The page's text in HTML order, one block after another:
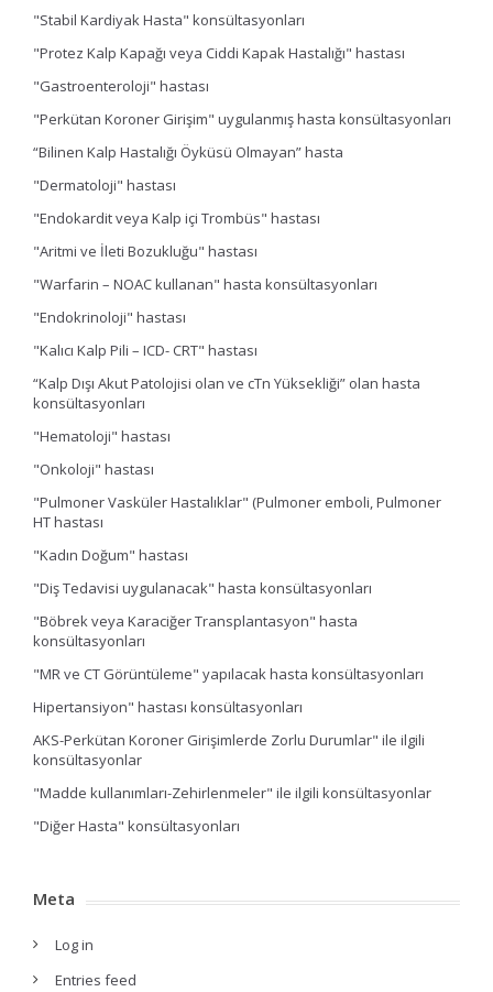
"Stabil Kardiyak Hasta" konsültasyonları
"Protez Kalp Kapağı veya Ciddi Kapak Hastalığı" hastası
"Gastroenteroloji" hastası
"Perkütan Koroner Girişim" uygulanmış hasta konsültasyonları
“Bilinen Kalp Hastalığı Öyküsü Olmayan” hasta
"Dermatoloji" hastası
"Endokardit veya Kalp içi Trombüs" hastası
"Aritmi ve İleti Bozukluğu" hastası
"Warfarin – NOAC kullanan" hasta konsültasyonları
"Endokrinoloji" hastası
"Kalıcı Kalp Pili – ICD- CRT" hastası
“Kalp Dışı Akut Patolojisi olan ve cTn Yüksekliği” olan hasta
konsültasyonları
"Hematoloji" hastası
"Onkoloji" hastası
"Pulmoner Vasküler Hastalıklar" (Pulmoner emboli, Pulmoner
HT hastası
"Kadın Doğum" hastası
"Diş Tedavisi uygulanacak" hasta konsültasyonları
"Böbrek veya Karaciğer Transplantasyon" hasta
konsültasyonları
"MR ve CT Görüntüleme" yapılacak hasta konsültasyonları
Hipertansiyon" hastası konsültasyonları
AKS-Perkütan Koroner Girişimlerde Zorlu Durumlar" ile ilgili
konsültasyonlar
"Madde kullanımları-Zehirlenmeler" ile ilgili konsültasyonlar
"Diğer Hasta" konsültasyonları
Meta
Log in
Entries feed